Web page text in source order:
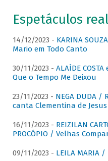
Espetáculos
14/12/2023 - KARINA
Mario em Todo Canto
30/11/2023 - ALAÍDE
Que o Tempo Me Deixou
23/11/2023 - NEGA DUDA /
canta Clementina de Jesus
16/11/2023 - REIZILAN
PROCÓPIO / Velhas
09/11/2023 - LEILA MARIA